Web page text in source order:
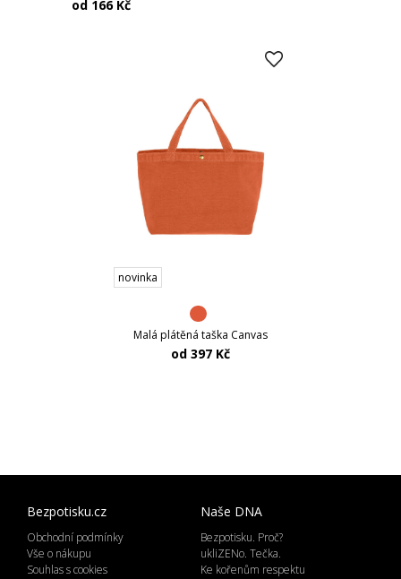
od 166 Kč
novinka
Malá plátěná taška Canvas
od 397 Kč
Bezpotisku.cz
Obchodní podmínky
Vše o nákupu
Souhlas s cookies
Naše DNA
Bezpotisku. Proč?
ukliZENo. Tečka.
Ke kořenům respektu